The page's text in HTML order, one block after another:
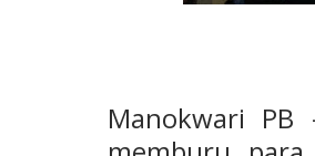
Manokwari